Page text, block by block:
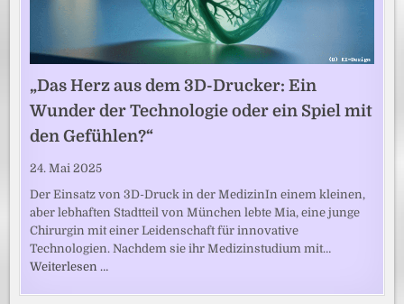
„Das Herz aus dem 3D-Drucker: Ein
Wunder der Technologie oder ein Spiel mit
den Gefühlen?“
24. Mai 2025
Der Einsatz von 3D-Druck in der MedizinIn einem kleinen,
aber lebhaften Stadtteil von München lebte Mia, eine junge
Chirurgin mit einer Leidenschaft für innovative
Technologien. Nachdem sie ihr Medizinstudium mit…
Weiterlesen …